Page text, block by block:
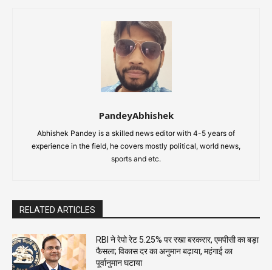
PandeyAbhishek
Abhishek Pandey is a skilled news editor with 4-5 years of
experience in the field, he covers mostly political, world news,
sports and etc.
RELATED ARTICLES
RBI ने रेपो रेट 5.25% पर रखा बरकरार, एमपीसी का बड़ा
फैसला; विकास दर का अनुमान बढ़ाया, महंगाई का
पूर्वानुमान घटाया